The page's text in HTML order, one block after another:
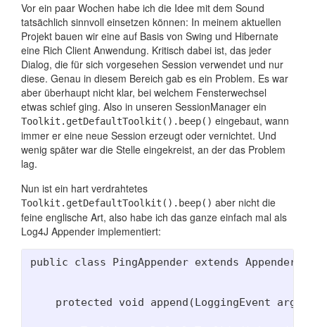
Vor ein paar Wochen habe ich die Idee mit dem Sound
tatsächlich sinnvoll einsetzen können: In meinem aktuellen
Projekt bauen wir eine auf Basis von Swing und Hibernate
eine Rich Client Anwendung. Kritisch dabei ist, das jeder
Dialog, die für sich vorgesehen Session verwendet und nur
diese. Genau in diesem Bereich gab es ein Problem. Es war
aber überhaupt nicht klar, bei welchem Fensterwechsel
etwas schief ging. Also in unseren SessionManager ein
Toolkit.getDefaultToolkit().beep() eingebaut, wann
immer er eine neue Session erzeugt oder vernichtet. Und
wenig später war die Stelle eingekreist, an der das Problem
lag.
Nun ist ein hart verdrahtetes
Toolkit.getDefaultToolkit().beep() aber nicht die
feine englische Art, also habe ich das ganze einfach mal als
Log4J Appender implementiert:
public class PingAppender extends
protected void append(LoggingEvent arg0)